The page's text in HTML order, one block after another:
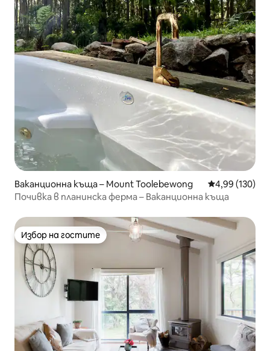
Ваканционна къща – Mount Toolebewong Средна
4,99 (130)
Почивка в планинска ферма – Ваканционна къща
Избор на гостите
Избор на гостите